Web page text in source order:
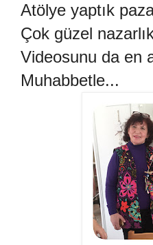
Atölye yaptık
Çok güzel
Videosunu da en
Muhabbetle...